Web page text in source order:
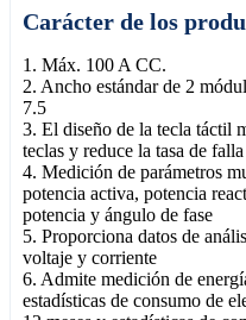
Carácter de los
1. Máx. 100 A CC.
2. Ancho estándar de 2
7.5
3. El diseño de la tecla táctil
teclas y reduce la tasa de
4. Medición de parámetros
potencia activa, potencia
potencia y ángulo de fase
5. Proporciona datos de
voltaje y corriente
6. Admite medición de
estadísticas de consumo de